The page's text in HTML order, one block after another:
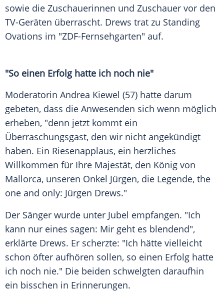
sowie die Zuschauerinnen und Zuschauer vor den
TV-Geräten überrascht. Drews trat zu Standing
Ovations im "ZDF-Fernsehgarten" auf.
"So einen Erfolg hatte ich noch nie"
Moderatorin Andrea Kiewel (57) hatte darum
gebeten, dass die Anwesenden sich wenn möglich
erheben, "denn jetzt kommt ein
Überraschungsgast, den wir nicht angekündigt
haben. Ein Riesenapplaus, ein herzliches
Willkommen für Ihre Majestät, den König von
Mallorca, unseren Onkel Jürgen, die Legende, the
one and only: Jürgen Drews."
Der Sänger wurde unter Jubel empfangen. "Ich
kann nur eines sagen: Mir geht es blendend",
erklärte Drews. Er scherzte: "Ich hätte vielleicht
schon öfter aufhören sollen, so einen Erfolg hatte
ich noch nie." Die beiden schwelgten daraufhin
ein bisschen in Erinnerungen.